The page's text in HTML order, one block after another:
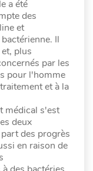
a été
des
et
Il
plus
par les
pour l'homme
et à la
médical s'est
deux
des progrès
en raison de